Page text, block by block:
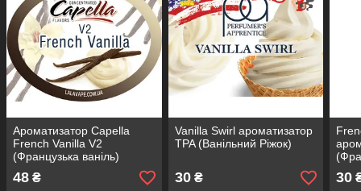
Ароматизатор Capella
French Vanilla V2
(Французька ваніль)
48 ₴
Vanilla Swirl ароматизатор
TPA (Ванільний Ріжок)
30₴ 30